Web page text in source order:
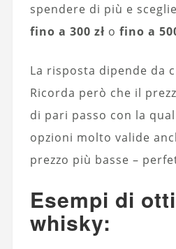
spendere di più e
fino a 300 zł o fino a
La risposta dipende da
Ricorda però che il
di pari passo con la
opzioni molto valide
prezzo più basse –
Esempi di
whisky: